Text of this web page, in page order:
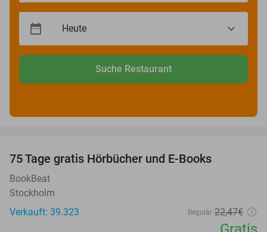
Suche Restaurant
75 Tage gratis Hörbücher und E-Books
BookBeat
Stockholm
Verkauft: 39.323
Regulär 22,47€